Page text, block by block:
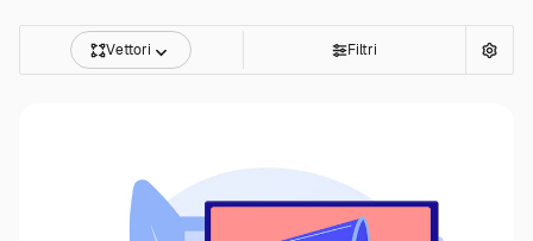
Vettori Filtri